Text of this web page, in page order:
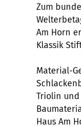
Zum
Am Horn
Klassik
Material-
Triolin
Haus Am